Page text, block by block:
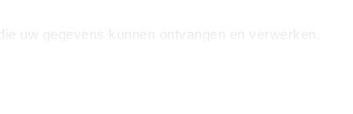
die uw gegevens kunnen ontvangen en verwerken.